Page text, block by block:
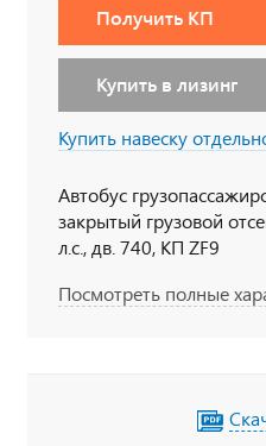
Получить КП
Купить в лизинг
Купить навеску
Автобус
закрытый грузовой
л.с., дв. 740, КП ZF9
Посмотреть полные